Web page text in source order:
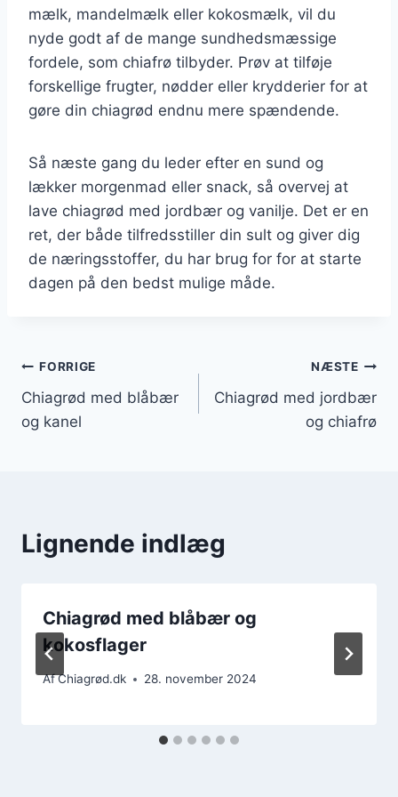
mælk, mandelmælk eller kokosmælk, vil du
nyde godt af de mange sundhedsmæssige
fordele, som chiafrø tilbyder. Prøv at tilføje
forskellige frugter, nødder eller krydderier for at
gøre din chiagrød endnu mere spændende.
Så næste gang du leder efter en sund og
lækker morgenmad eller snack, så overvej at
lave chiagrød med jordbær og vanilje. Det er en
ret, der både tilfredsstiller din sult og giver dig
de næringsstoffer, du har brug for for at starte
dagen på den bedst mulige måde.
Indlægsnavigation
FORRIGE
Chiagrød med blåbær
og kanel
NÆSTE
Chiagrød med jordbær
og chiafrø
Lignende indlæg
Chiagrød med blåbær og
kokosflager
AfChiagrød.dk 28. november 2024